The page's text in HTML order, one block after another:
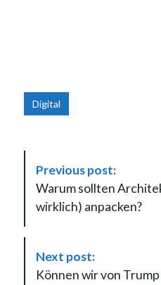
Digital
Previous post:
Warum sollten
wirklich) anpacken?
Next post:
Können wir von